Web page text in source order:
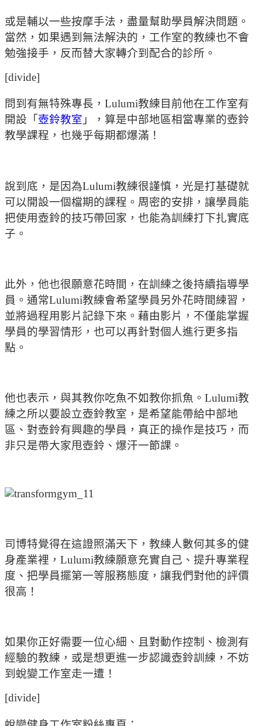
或是輔以一些按摩手法，盡量幫助學員解決問題。
當然，如果遇到無法解決的，工作室的教練也不會
勉強接手，反而替大家轉介到配合的診所。
[divide]
問到有無特殊專長，Lulumi教練目前他在工作室有
開設「 壺鈴教室 」，算是中部地區相當專業的壺鈴
教學課程，也幾乎每期都爆滿！
說到底，是因為Lulumi教練很謹慎，光是打基礎就
可以開設一個檔期的課程。周密的安排，讓學員能
把使用壺鈴的技巧帶回家，也能為訓練打下扎實底
子。
此外，他也很願意花時間，在訓練之後持續指導學
員。通常Lulumi教練會希望學員另外花時間練習，
並將過程用影片記錄下來。藉由影片，不僅能掌握
學員的學習情形，也可以再針對個人進行更多指
點。
他也表示，與其教你吃魚不如教你抓魚。Lulumi教
練之所以要設立壺鈴教室，是希望能帶給中部地
區、對壺鈴有興趣的學員，真正的操作是技巧，而
非只是帶大家甩壺鈴、爆汗一節課。
司博特覺得在這證照滿天下，教練人數何其多的健
身產業裡，Lulumi教練願意充實自己、提升專業程
度、把學員擺第一等服務態度，讓我們對他的評價
很高！
如果你正好需要一位心細、且對動作控制、檢測有
經驗的教練，或是想更進一步認識壺鈴訓練，不妨
到蛻變工作室走一遭！
[divide]